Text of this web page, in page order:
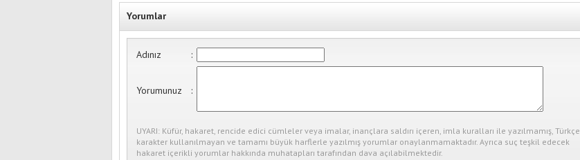
Yorumlar
Adınız :
Yorumunuz :
UYARI: Küfür, hakaret, rencide edici cümleler veya imalar, inançlara saldırı içeren, imla kuralları ile yazılmamış, Türkçe
karakter kullanılmayan ve tamamı büyük harflerle yazılmış yorumlar onaylanmamaktadır. Ayrıca suç teşkil edecek
hakaret içerikli yorumlar hakkında muhatapları tarafından dava açılabilmektedir.